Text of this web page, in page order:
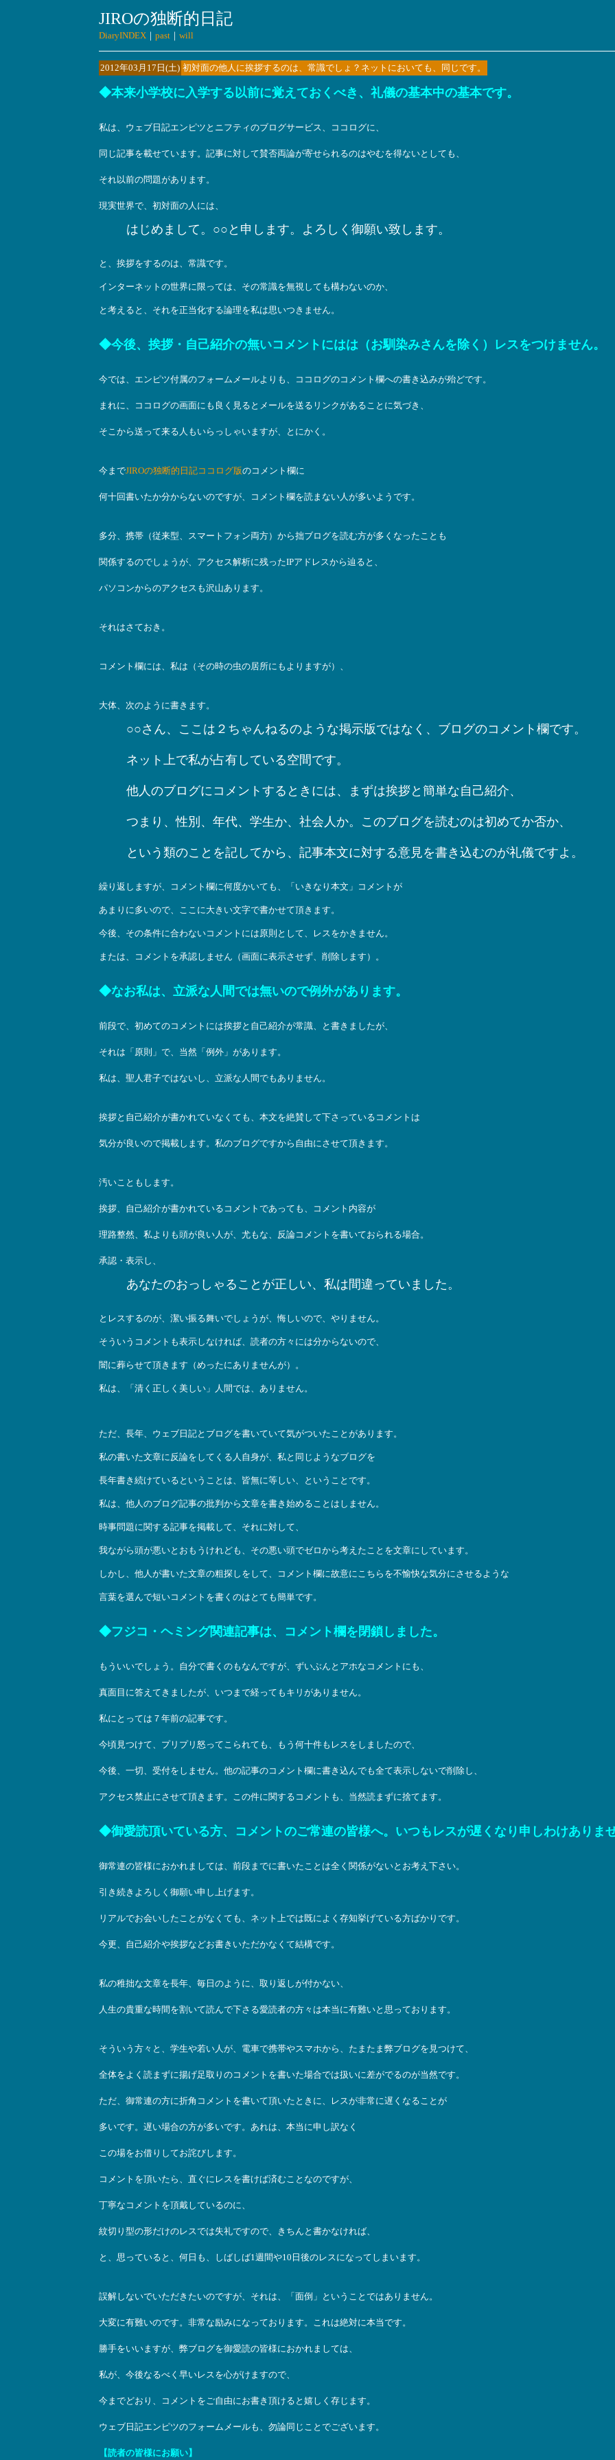
JIROの独断的日記
DiaryINDEX ｜ past ｜ will
2012年03月17日(土) 初対面の他人に挨拶するのは、常識でしょ？ネットにおいても、同じです。
◆本来小学校に入学する以前に覚えておくべき、礼儀の基本中の基本です。
私は、ウェブ日記エンピツとニフティのブログサービス、ココログに、
同じ記事を載せています。記事に対して賛否両論が寄せられるのはやむを得ないとしても、
それ以前の問題があります。
現実世界で、初対面の人には、
はじめまして。○○と申します。よろしく御願い致します。
と、挨拶をするのは、常識です。
インターネットの世界に限っては、その常識を無視しても構わないのか、
と考えると、それを正当化する論理を私は思いつきません。
◆今後、挨拶・自己紹介の無いコメントにはは（お馴染みさんを除く）レスをつけません。
今では、エンピツ付属のフォームメールよりも、ココログのコメント欄への書き込みが殆どです。
まれに、ココログの画面にも良く見るとメールを送るリンクがあることに気づき、
そこから送って来る人もいらっしゃいますが、とにかく。
今までJIROの独断的日記ココログ版のコメント欄に
何十回書いたか分からないのですが、コメント欄を読まない人が多いようです。
多分、携帯（従来型、スマートフォン両方）から拙ブログを読む方が多くなったことも
関係するのでしょうが、アクセス解析に残ったIPアドレスから辿ると、
パソコンからのアクセスも沢山あります。
それはさておき。
コメント欄には、私は（その時の虫の居所にもよりますが）、
大体、次のように書きます。
○○さん、ここは２ちゃんねるのような掲示版ではなく、ブログのコメント欄です。
ネット上で私が占有している空間です。
他人のブログにコメントするときには、まずは挨拶と簡単な自己紹介、
つまり、性別、年代、学生か、社会人か。このブログを読むのは初めてか否か、
という類のことを記してから、記事本文に対する意見を書き込むのが礼儀ですよ。
繰り返しますが、コメント欄に何度かいても、「いきなり本文」コメントが
あまりに多いので、ここに大きい文字で書かせて頂きます。
今後、その条件に合わないコメントには原則として、レスをかきません。
または、コメントを承認しません（画面に表示させず、削除します）。
◆なお私は、立派な人間では無いので例外があります。
前段で、初めてのコメントには挨拶と自己紹介が常識、と書きましたが、
それは「原則」で、当然「例外」があります。
私は、聖人君子ではないし、立派な人間でもありません。
挨拶と自己紹介が書かれていなくても、本文を絶賛して下さっているコメントは
気分が良いので掲載します。私のブログですから自由にさせて頂きます。
汚いこともします。
挨拶、自己紹介が書かれているコメントであっても、コメント内容が
理路整然、私よりも頭が良い人が、尤もな、反論コメントを書いておられる場合。
承認・表示し、
あなたのおっしゃることが正しい、私は間違っていました。
とレスするのが、潔い振る舞いでしょうが、悔しいので、やりません。
そういうコメントも表示しなければ、読者の方々には分からないので、
闇に葬らせて頂きます（めったにありませんが）。
私は、「清く正しく美しい」人間では、ありません。
ただ、長年、ウェブ日記とブログを書いていて気がついたことがあります。
私の書いた文章に反論をしてくる人自身が、私と同じようなブログを
長年書き続けているということは、皆無に等しい、ということです。
私は、他人のブログ記事の批判から文章を書き始めることはしません。
時事問題に関する記事を掲載して、それに対して、
我ながら頭が悪いとおもうけれども、その悪い頭でゼロから考えたことを文章にしています。
しかし、他人が書いた文章の粗探しをして、コメント欄に故意にこちらを不愉快な気分にさせるような
言葉を選んで短いコメントを書くのはとても簡単です。
◆フジコ・ヘミング関連記事は、コメント欄を閉鎖しました。
もういいでしょう。自分で書くのもなんですが、ずいぶんとアホなコメントにも、
真面目に答えてきましたが、いつまで経ってもキリがありません。
私にとっては７年前の記事です。
今頃見つけて、プリプリ怒ってこられても、もう何十件もレスをしましたので、
今後、一切、受付をしません。他の記事のコメント欄に書き込んでも全て表示しないで削除し、
アクセス禁止にさせて頂きます。この件に関するコメントも、当然読まずに捨てます。
◆御愛読頂いている方、コメントのご常連の皆様へ。いつもレスが遅くなり申しわけありま
御常連の皆様におかれましては、前段までに書いたことは全く関係がないとお考え下さい。
引き続きよろしく御願い申し上げます。
リアルでお会いしたことがなくても、ネット上では既によく存知挙げている方ばかりです。
今更、自己紹介や挨拶などお書きいただかなくて結構です。
私の稚拙な文章を長年、毎日のように、取り返しが付かない、
人生の貴重な時間を割いて読んで下さる愛読者の方々は本当に有難いと思っております。
そういう方々と、学生や若い人が、電車で携帯やスマホから、たまたま弊ブログを見つけて、
全体をよく読まずに揚げ足取りのコメントを書いた場合では扱いに差がでるのが当然です。
ただ、御常連の方に折角コメントを書いて頂いたときに、レスが非常に遅くなることが
多いです。遅い場合の方が多いです。あれは、本当に申し訳なく
この場をお借りしてお詫びします。
コメントを頂いたら、直ぐにレスを書けば済むことなのですが、
丁寧なコメントを頂戴しているのに、
紋切り型の形だけのレスでは失礼ですので、きちんと書かなければ、
と、思っていると、何日も、しばしば1週間や10日後のレスになってしまいます。
誤解しないでいただきたいのですが、それは、「面倒」ということではありません。
大変に有難いのです。非常な励みになっております。これは絶対に本当です。
勝手をいいますが、弊ブログを御愛読の皆様におかれましては、
私が、今後なるべく早いレスを心がけますので、
今までどおり、コメントをご自由にお書き頂けると嬉しく存じます。
ウェブ日記エンピツのフォームメールも、勿論同じことでございます。
【読者の皆様にお願い】